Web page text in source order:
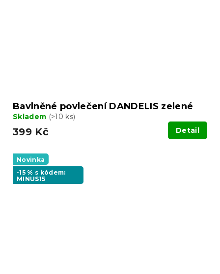
Bavlněné povlečení DANDELIS zelené
Skladem (>10 ks)
399 Kč Detail
Novinka
-15 % s kódem:
MINUS15